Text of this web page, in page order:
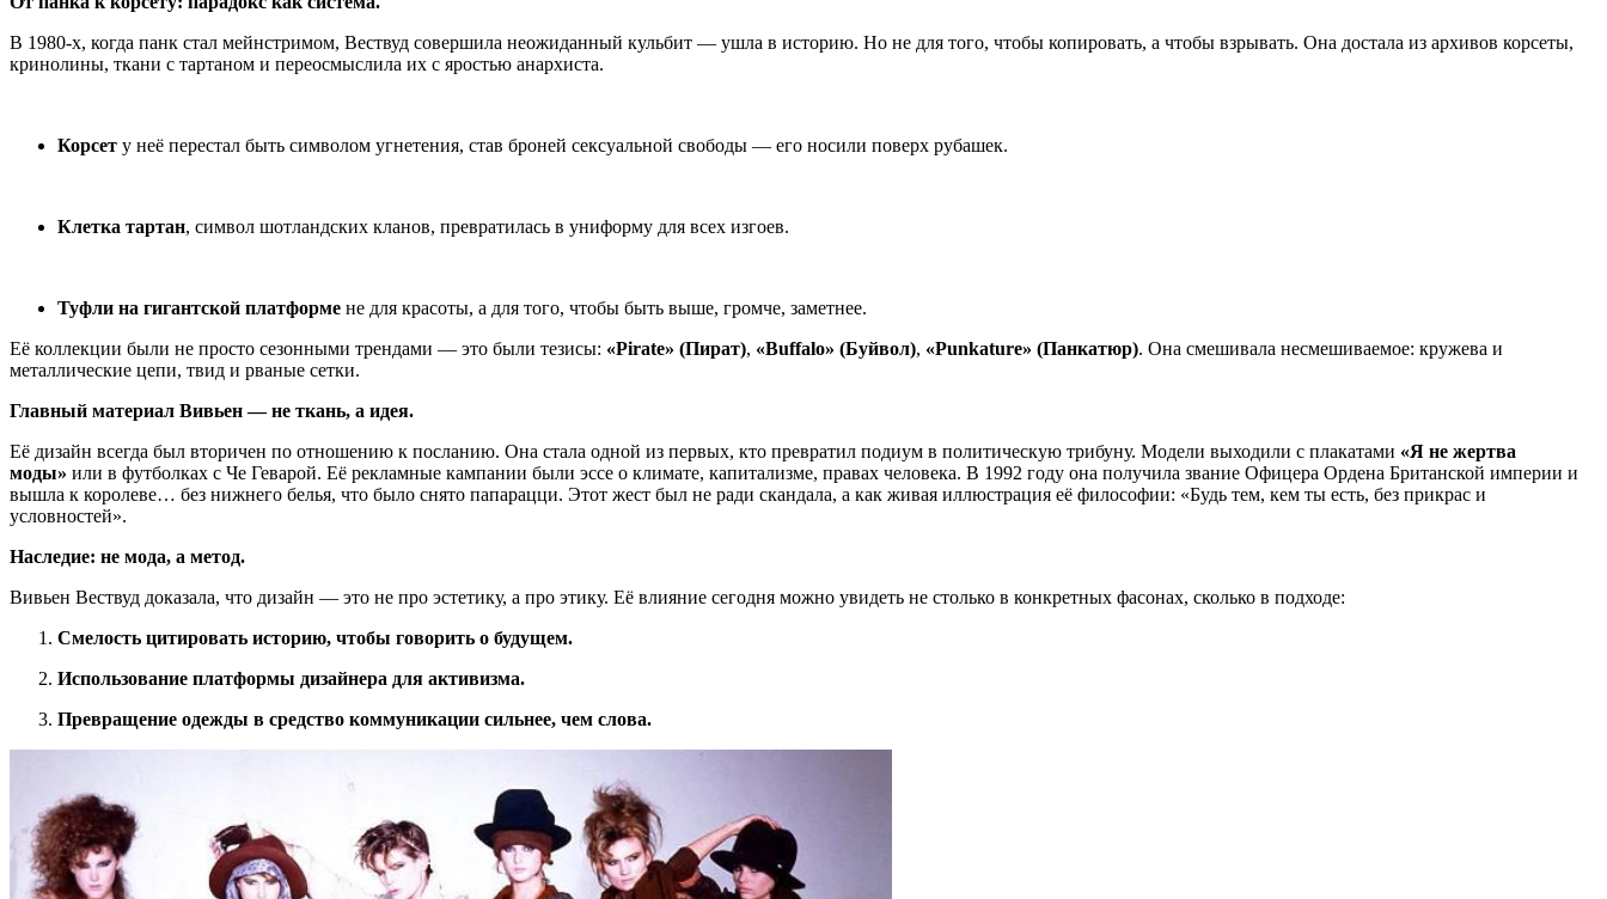
В 1980-х, когда панк стал мейнстримом, Вествуд совершила неожиданный кульбит — ушла в историю. Но не для того, чтобы копировать, а чтобы взрывать. Она достала из архивов корсеты,
кринолины, ткани с тартаном и переосмыслила их с яростью анархиста.
Корсет у неё перестал быть символом угнетения, став броней сексуальной свободы — его носили поверх рубашек.
Клетка тартан, символ шотландских кланов, превратилась в униформу для всех изгоев.
Туфли на гигантской платформе не для красоты, а для того, чтобы быть выше, громче, заметнее.
Её коллекции были не просто сезонными трендами — это были тезисы: «Pirate» (Пират), «Buffalo» (Буйвол), «Punkature» (Панкатюр). Она смешивала несмешиваемое: кружева и
металлические цепи, твид и рваные сетки.
Главный материал Вивьен — не ткань, а идея.
Её дизайн всегда был вторичен по отношению к посланию. Она стала одной из первых, кто превратил подиум в политическую трибуну. Модели выходили с плакатами «Я не жертва
моды» или в футболках с Че Геварой. Её рекламные кампании были эссе о климате, капитализме, правах человека. В 1992 году она получила звание Офицера Ордена Британской империи и
вышла к королеве… без нижнего белья, что было снято папарацци. Этот жест был не ради скандала, а как живая иллюстрация её философии: «Будь тем, кем ты есть, без прикрас и
условностей».
Наследие: не мода, а метод.
Вивьен Вествуд доказала, что дизайн — это не про эстетику, а про этику. Её влияние сегодня можно увидеть не столько в конкретных фасонах, сколько в подходе:
Смелость цитировать историю, чтобы говорить о будущем.
Использование платформы дизайнера для активизма.
Превращение одежды в средство коммуникации сильнее, чем слова.